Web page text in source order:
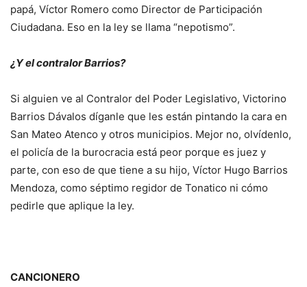
papá, Víctor Romero como Director de Participación
Ciudadana. Eso en la ley se llama “nepotismo”.
¿Y el contralor Barrios?
Si alguien ve al Contralor del Poder Legislativo, Victorino
Barrios Dávalos díganle que les están pintando la cara en
San Mateo Atenco y otros municipios. Mejor no, olvídenlo,
el policía de la burocracia está peor porque es juez y
parte, con eso de que tiene a su hijo, Víctor Hugo Barrios
Mendoza, como séptimo regidor de Tonatico ni cómo
pedirle que aplique la ley.
CANCIONERO